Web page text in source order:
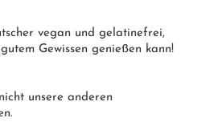
vegan und gelatinefrei,
Gewissen genießen kann!
unsere anderen